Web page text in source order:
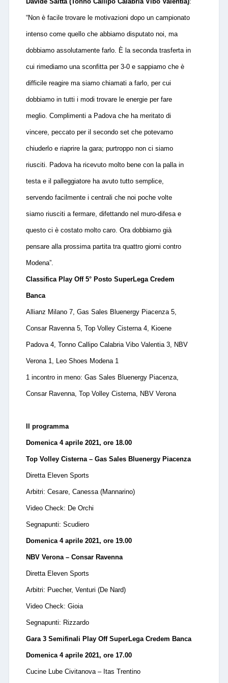
“Non è facile trovare le motivazioni dopo un campionato
intenso come quello che abbiamo disputato noi, ma
dobbiamo assolutamente farlo. È la seconda trasferta in
cui rimediamo una sconfitta per 3-0 e sappiamo che è
difficile reagire ma siamo chiamati a farlo, per cui
dobbiamo in tutti i modi trovare le energie per fare
meglio. Complimenti a Padova che ha meritato di
vincere, peccato per il secondo set che potevamo
chiuderlo e riaprire la gara; purtroppo non ci siamo
riusciti. Padova ha ricevuto molto bene con la palla in
testa e il palleggiatore ha avuto tutto semplice,
servendo facilmente i centrali che noi poche volte
siamo riusciti a fermare, difettando nel muro-difesa e
questo ci è costato molto caro. Ora dobbiamo già
pensare alla prossima partita tra quattro giorni contro
Modena”.
Classifica Play Off 5° Posto SuperLega Credem
Banca
Allianz Milano 7, Gas Sales Bluenergy Piacenza 5,
Consar Ravenna 5, Top Volley Cisterna 4, Kioene
Padova 4, Tonno Callipo Calabria Vibo Valentia 3, NBV
Verona 1, Leo Shoes Modena 1
1 incontro in meno: Gas Sales Bluenergy Piacenza,
Consar Ravenna, Top Volley Cisterna, NBV Verona
Il programma
Domenica 4 aprile 2021, ore 18.00
Top Volley Cisterna – Gas Sales Bluenergy Piacenza
Diretta Eleven Sports
Arbitri: Cesare, Canessa (Mannarino)
Video Check: De Orchi
Segnapunti: Scudiero
Domenica 4 aprile 2021, ore 19.00
NBV Verona – Consar Ravenna
Diretta Eleven Sports
Arbitri: Puecher, Venturi (De Nard)
Video Check: Gioia
Segnapunti: Rizzardo
Gara 3 Semifinali Play Off SuperLega Credem Banca
Domenica 4 aprile 2021, ore 17.00
Cucine Lube Civitanova – Itas Trentino